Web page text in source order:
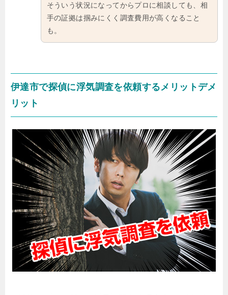
そういう状況になってからプロに相談しても、相
手の証拠は掴みにくく調査費用が高くなること
も。
伊達市で探偵に浮気調査を依頼するメリットデメ
リット